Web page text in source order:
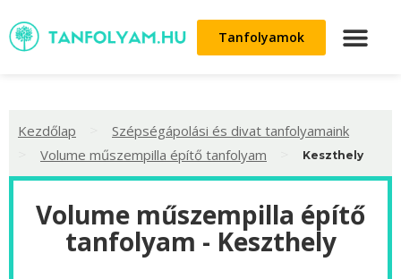
Tanfolyamok
Kezdőlap Szépségápolási és divat tanfolyamaink
Volume műszempilla építő tanfolyam Keszthely
Volume műszempilla építő
tanfolyam - Keszthely